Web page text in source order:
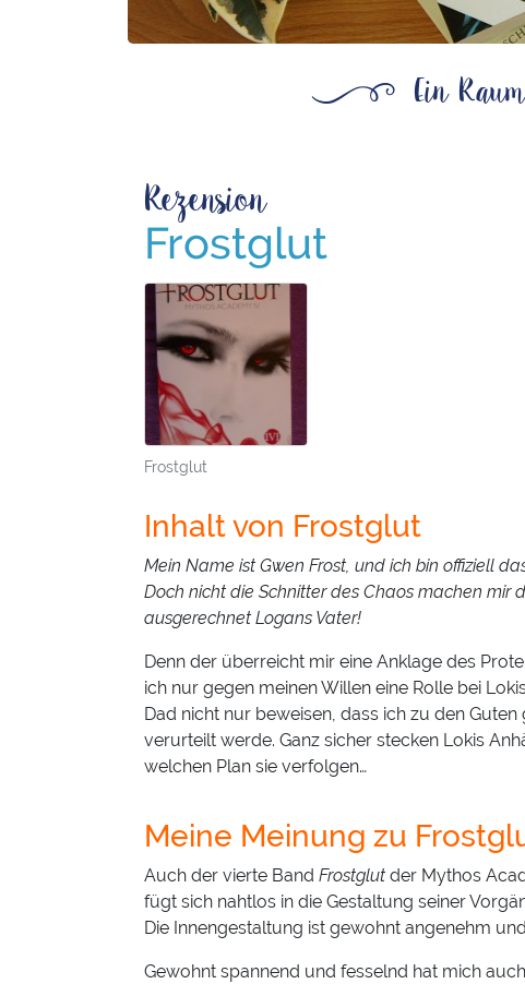
ß Ein
Rezension
Frostglut
Frostglut
Inhalt von Frostglut
Mein Name ist Gwen Frost, und ich bin offiziell
Doch nicht die Schnitter des Chaos machen mir
ausgerechnet Logans Vater!
Denn der überreicht mir eine Anklage des
ich nur gegen meinen Willen eine Rolle bei
Dad nicht nur beweisen, dass ich zu den
verurteilt werde. Ganz sicher stecken Lokis
welchen Plan sie verfolgen…
Meine Meinung zu
Auch der vierte Band Frostglut der Mythos
fügt sich nahtlos in die Gestaltung seiner
Die Innengestaltung ist gewohnt angenehm
Gewohnt spannend und fesselnd hat mich